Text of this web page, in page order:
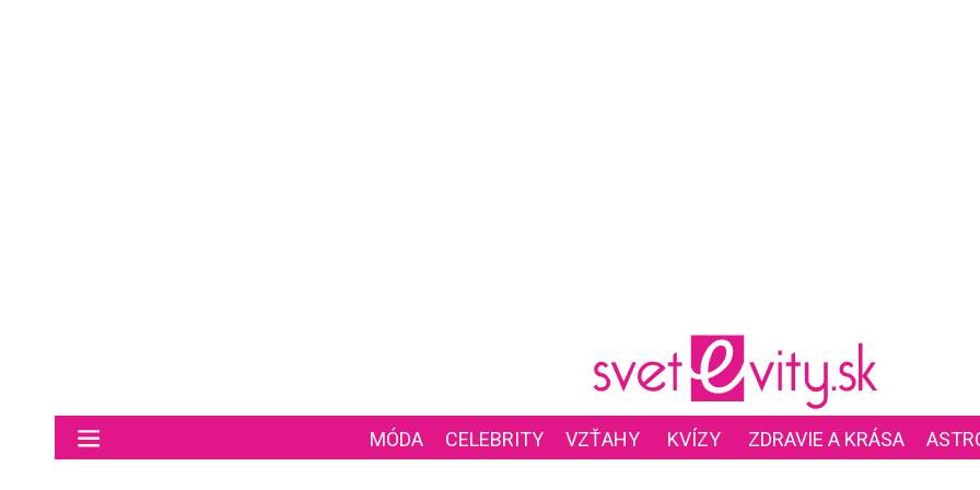
MÓDA CELEBRITY VZŤAHY KVÍZY ZDRAVIE A KRÁSA